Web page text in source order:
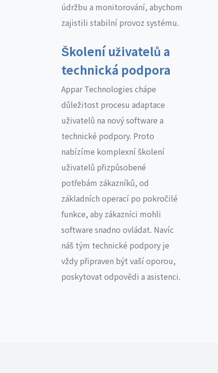
údržbu a monitorování, abychom
zajistili stabilní provoz systému.
Školení uživatelů a
technická podpora
Appar Technologies chápe
důležitost procesu adaptace
uživatelů na nový software a
technické podpory. Proto
nabízíme komplexní školení
uživatelů přizpůsobené
potřebám zákazníků, od
základních operací po pokročilé
funkce, aby zákazníci mohli
software snadno ovládat. Navíc
náš tým technické podpory je
vždy připraven být vaší oporou,
poskytovat odpovědi a asistenci.